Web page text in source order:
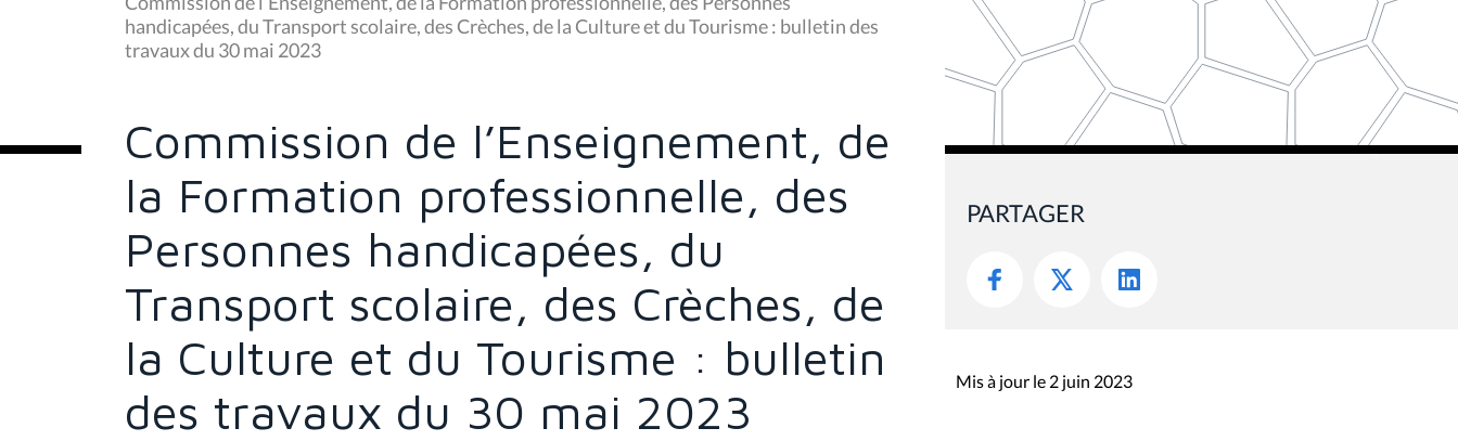
s
ê
t
i
handicapées, du Transport scolaire, des Crèches, de la Culture et du Tourisme : bulletin des
travaux du 30 mai 2023
Commission de l’Enseignement, de
la Formation professionnelle, des
Personnes handicapées, du
Transport scolaire, des Crèches, de
la Culture et du Tourisme : bulletin
des travaux du 30 mai 2023
PARTAGER
Mis à jour le 2 juin 2023